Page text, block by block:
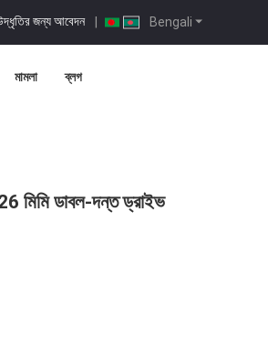
Bengali
জন্য আবেদন |
মামলা ব্লগ
মিমি ডাবল-দন্ত ড্রাইভ